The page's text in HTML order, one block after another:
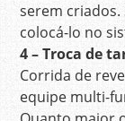
serem criados.
colocá-lo no
4 – Troca de
Corrida de
equipe multi-